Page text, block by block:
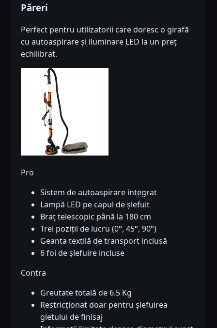
Păreri
Perfect pentru utilizatorii care doresc o girafă
cu autoaspirare și iluminare LED la un preț
echilibrat.
Pro
Sistem de autoaspirare integrat
Lampă LED pe capul de șlefuit
Braț telescopic până la 180 cm
Trei poziții de lucru (0°, 45°, 90°)
Geanta textilă de transport inclusă
6 foi de șlefuire incluse
Contra
Greutate totală de 6.5 Kg
Restricționat doar pentru șlefuirea
gletului de finisaj